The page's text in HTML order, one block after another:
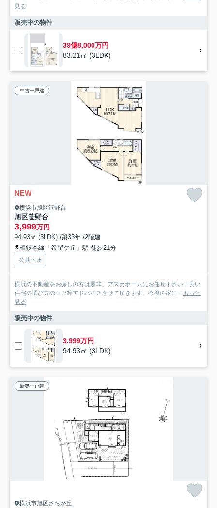
見る
販売中の物件
39億8,000万円
83.21㎡ (3LDK)
中古一戸建
NEW
横浜市旭区笹野台
旭区笹野台
3,999万円
94.93㎡ (3LDK) /築33年 /2階建
相鉄本線「希望ケ丘」駅 徒歩21分
公共下水
横浜の不動産をお探しの方は是非、アスカホームにお任せ下さい！良い
住宅の選び方のコツ等アドバイスさせて頂きます。今後の家に... もっと
見る
販売中の物件
3,999万円
94.93㎡ (3LDK)
新築一戸建
横浜市旭区さちが丘